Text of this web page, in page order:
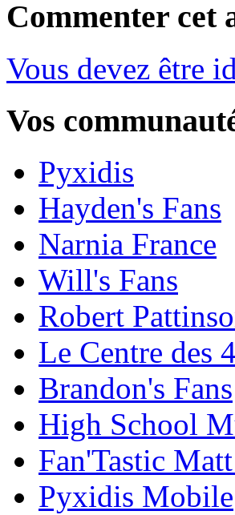
Commenter cet
Vous devez être
Vos
Pyxidis
Hayden's Fans
Narnia France
Will's Fans
Robert
Le Centre des
Brandon's Fans
High School
Fan'Tastic
Pyxidis Mobile